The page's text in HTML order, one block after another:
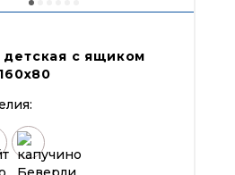
детская с ящиком